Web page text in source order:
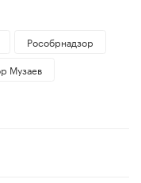
Рособрнадзор
Музаев